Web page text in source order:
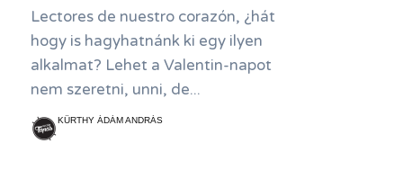
Lectores de nuestro corazón, ¿hát
hogy is hagyhatnánk ki egy ilyen
alkalmat? Lehet a Valentin-napot
nem szeretni, unni, de...
KÜRTHY ÁDÁM ANDRÁS